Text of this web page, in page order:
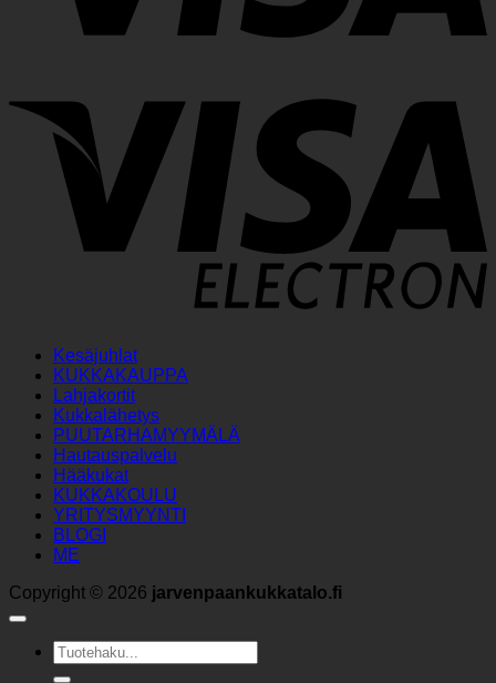
Kesäjuhlat
KUKKAKAUPPA
Lahjakortit
Kukkalähetys
PUUTARHAMYYMÄLÄ
Hautauspalvelu
Hääkukat
KUKKAKOULU
YRITYSMYYNTI
BLOGI
ME
Copyright © 2026 jarvenpaankukkatalo.fi
Etsi: